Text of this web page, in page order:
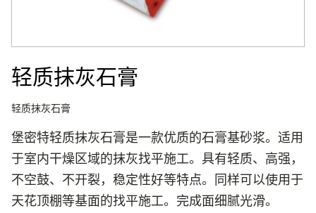
轻质抹灰石膏
轻质抹灰石膏
堡密特轻质抹灰石膏是一款优质的石膏基砂浆。适用
于室内干燥区域的抹灰找平施工。具有轻质、高强，
不空鼓、不开裂，稳定性好等特点。同样可以使用于
天花顶棚等基面的找平施工。完成面细腻光滑。